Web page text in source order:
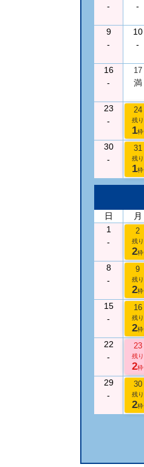
-
-
9
-
10
-
16
-
17
満
23
-
24
残り
1枠
30
-
31
残り
1枠
日
月
1
-
2
残り
2枠
8
-
9
残り
2枠
15
-
16
残り
2枠
22
-
23
残り
2枠
29
-
30
残り
2枠